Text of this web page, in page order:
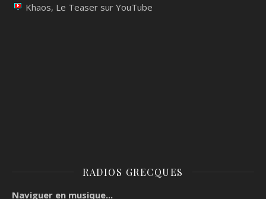
Khaos, Le Teaser sur YouTube
RADIOS GRECQUES
Naviguer en musique...